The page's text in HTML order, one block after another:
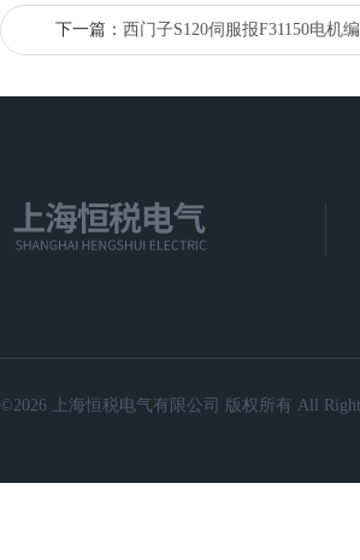
下一篇： 西门子S120伺服报F31150电机
©2026 上海恒税电气有限公司 版权所有 All